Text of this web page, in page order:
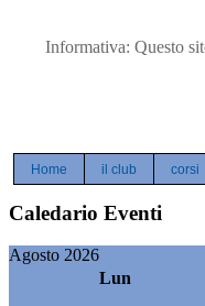
Informativa: Questo
Home il club corsi
Caledario Eventi
Agosto 2026
Lun